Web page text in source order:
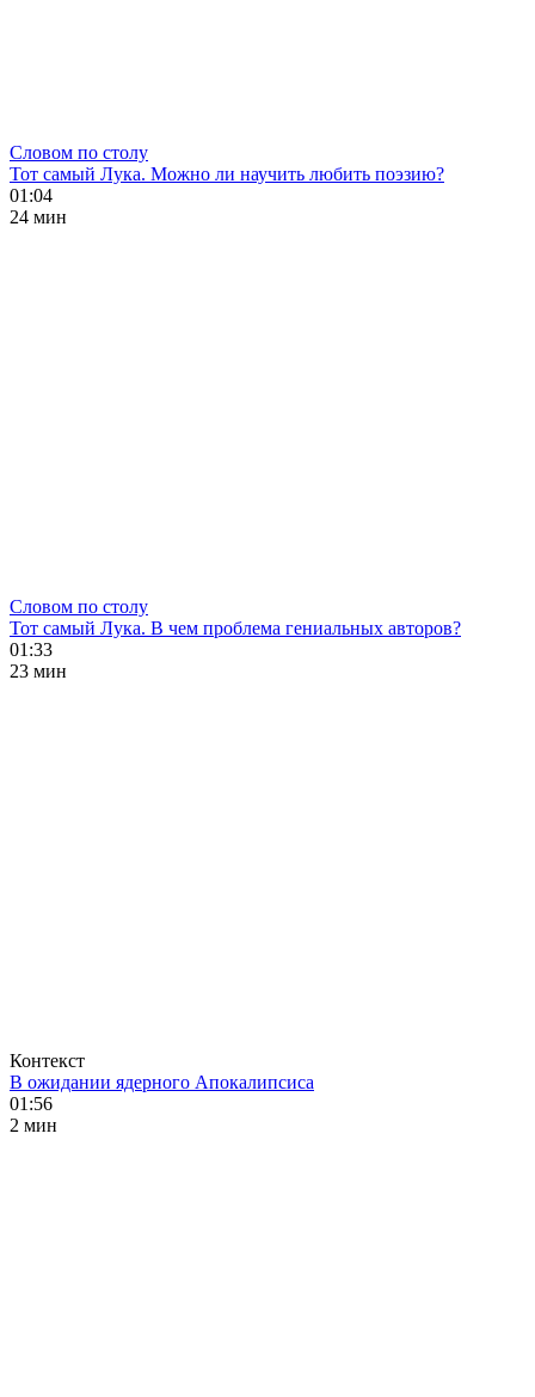
Словом по столу
Тот самый Лука. Можно ли научить любить поэзию?
01:04
24 мин
Словом по столу
Тот самый Лука. В чем проблема гениальных авторов?
01:33
23 мин
Контекст
В ожидании ядерного Апокалипсиса
01:56
2 мин